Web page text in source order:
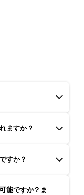
ますか？
すか？
能ですか？ま